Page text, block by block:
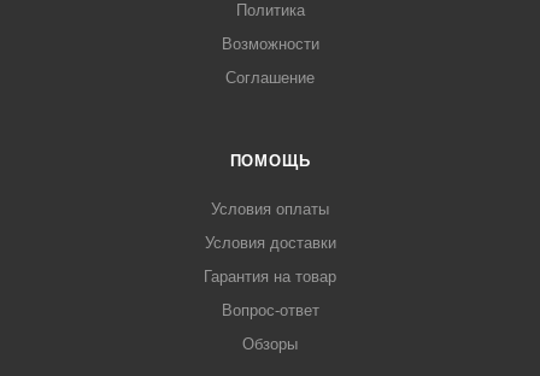
Политика
Возможности
Соглашение
ПОМОЩЬ
Условия оплаты
Условия доставки
Гарантия на товар
Вопрос-ответ
Обзоры